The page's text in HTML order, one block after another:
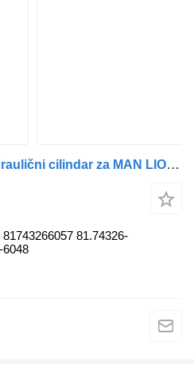
Parker 81.74326-6069 hidraulični cilindar za MAN LIONS CITY (01.04-) autobusa
81.74326-
6048